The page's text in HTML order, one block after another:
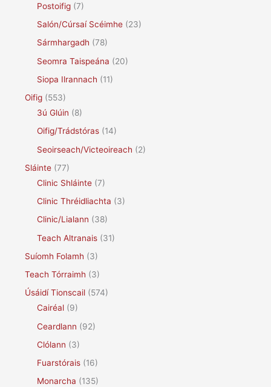
Postoifig (7)
Salón/Cúrsaí Scéimhe (23)
Sármhargadh (78)
Seomra Taispeána (20)
Siopa Ilrannach (11)
Oifig (553)
3ú Glúin (8)
Oifig/Trádstóras (14)
Seoirseach/Victeoireach (2)
Sláinte (77)
Clinic Shláinte (7)
Clinic Thréidliachta (3)
Clinic/Lialann (38)
Teach Altranais (31)
Suíomh Folamh (3)
Teach Tórraimh (3)
Úsáidí Tionscail (574)
Cairéal (9)
Ceardlann (92)
Clólann (3)
Fuarstórais (16)
Monarcha (135)